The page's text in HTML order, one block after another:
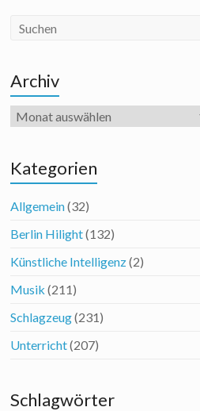
Archiv
Archiv
Kategorien
Allgemein(32)
Berlin Hilight(132)
Künstliche Intelligenz(2)
Musik (211)
Schlagzeug(231)
Unterricht(207)
Schlagwörter